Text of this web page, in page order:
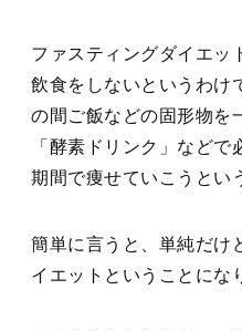
ファスティングダイエッ
飲食をしないというわけ
の間ご飯などの固形物を
「酵素ドリンク」など
期間で痩せていこうとい
簡単に言うと、単純だけ
イエットということにな